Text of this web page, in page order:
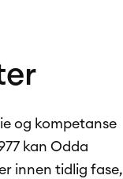
og kompetanse
kan Odda
innen tidlig fase,